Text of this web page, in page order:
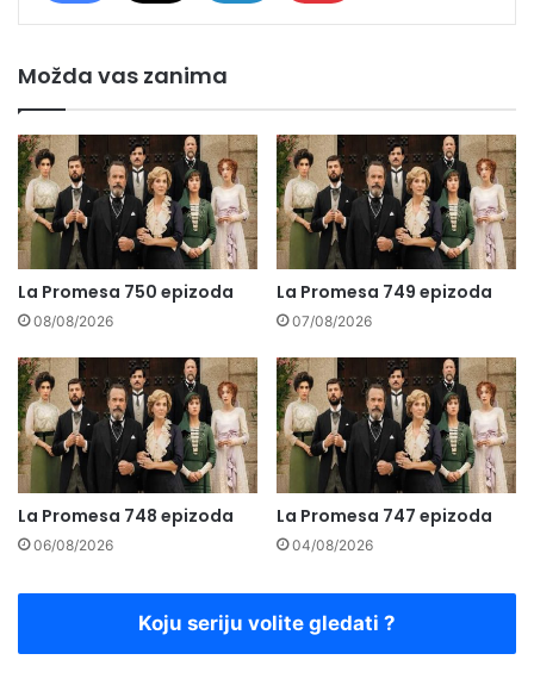
Možda vas zanima
La Promesa 750 epizoda
08/08/2026
La Promesa 749 epizoda
07/08/2026
La Promesa 748 epizoda
06/08/2026
La Promesa 747 epizoda
04/08/2026
Koju seriju volite gledati ?